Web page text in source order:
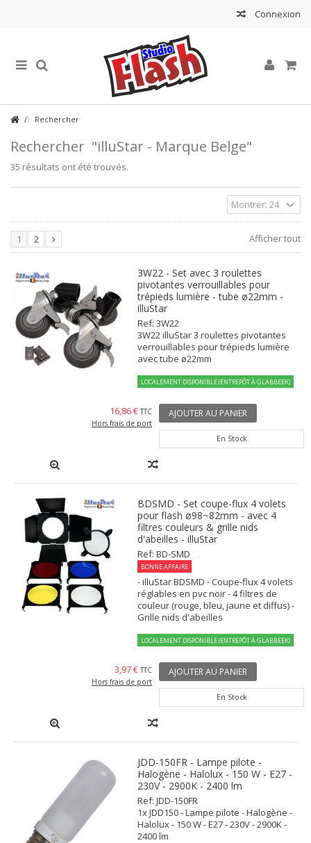
Connexion
Rechercher
Rechercher "illuStar - Marque Belge"
35 résultats ont été trouvés.
Afficher tout
1 2
3W22 - Set avec 3 roulettes
pivotantes verrouillables pour
trépieds lumière - tube ø22mm -
illuStar
Ref: 3W22
3W22 illuStar 3 roulettes pivotantes
verrouillables pour trépieds lumière
avec tube ø22mm
LOCALEMENT DISPONIBLE (ENTREPÔT À GLABBEEK)
16,86 € TTC
Hors frais de port
AJOUTER AU PANIER
En Stock
BDSMD - Set coupe-flux 4 volets
pour flash ø98~82mm - avec 4
filtres couleurs & grille nids
d'abeilles - illuStar
Ref: BD-SMD
BONNE AFFAIRE
- illuStar BDSMD - Coupe-flux 4 volets
réglables en pvc noir - 4 filtres de
couleur (rouge, bleu, jaune et diffus) -
Grille nids d'abeilles
LOCALEMENT DISPONIBLE (ENTREPÔT À GLABBEEK)
3,97 € TTC
Hors frais de port
AJOUTER AU PANIER
En Stock
JDD-150FR - Lampe pilote -
Halogène - Halolux - 150 W - E27 -
230V - 2900K - 2400 lm
Ref: JDD-150FR
1x JDD150 - Lampe pilote - Halogène -
Halolux - 150 W - E27 - 230V - 2900K -
2400 lm